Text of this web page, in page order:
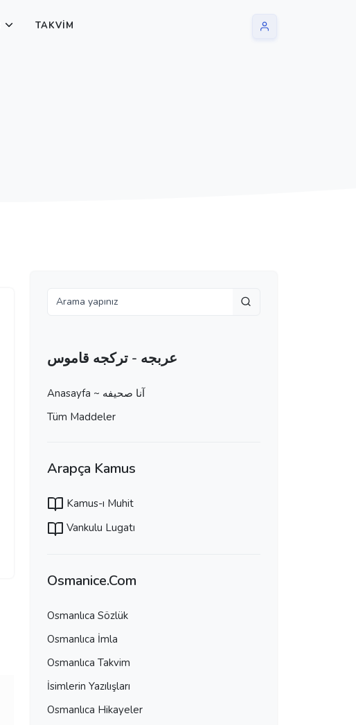
TAKVIM
عربجه - تركجه قاموس
Anasayfa ~ آنا صحيفه
Tüm Maddeler
Arapça Kamus
Kamus-ı Muhit
Vankulu Lugatı
Osmanice.Com
Osmanlıca Sözlük
Osmanlıca İmla
Osmanlıca Takvim
İsimlerin Yazılışları
Osmanlıca Hikayeler